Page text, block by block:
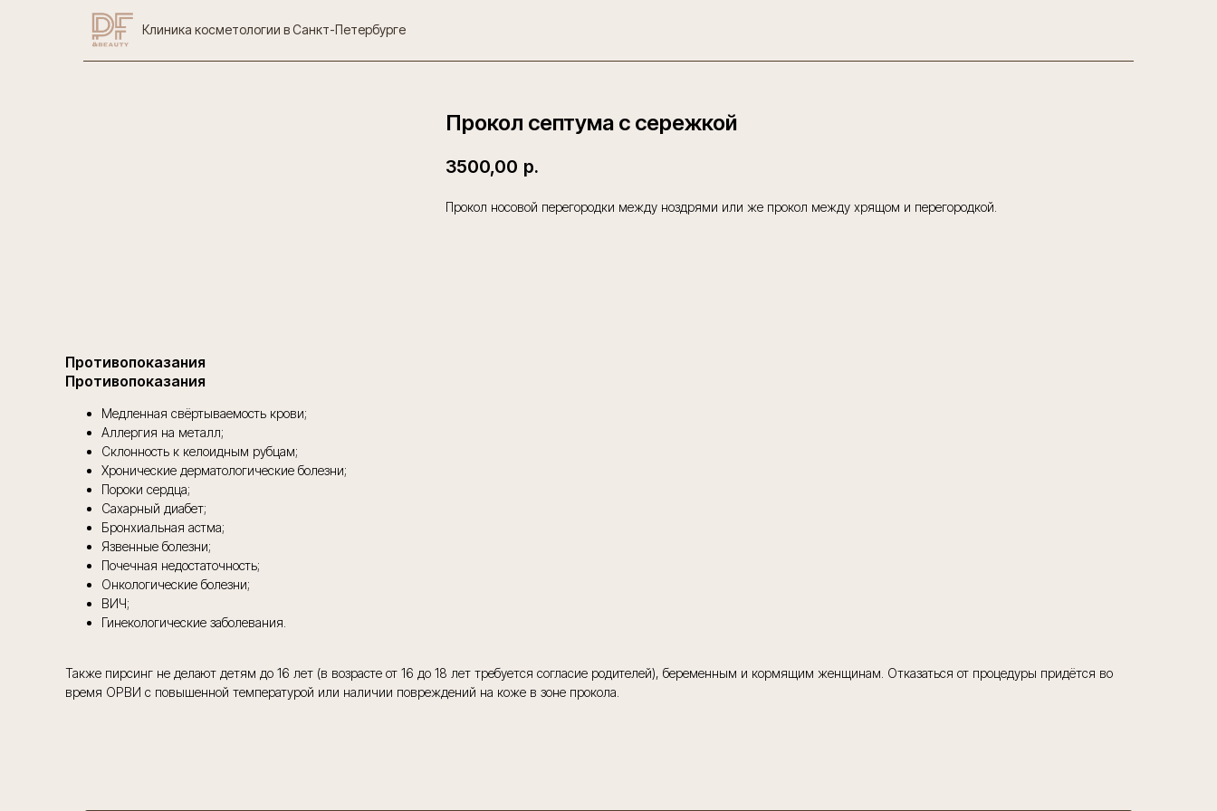
Клиника косметологии в Санкт-Петербурге
Прокол септума с сережкой
3500,00 р.
Прокол носовой перегородки между ноздрями или же прокол между хрящом и перегородкой.
Противопоказания
Противопоказания
Медленная свёртываемость крови;
Аллергия на металл;
Склонность к келоидным рубцам;
Хронические дерматологические болезни;
Пороки сердца;
Сахарный диабет;
Бронхиальная астма;
Язвенные болезни;
Почечная недостаточность;
Онкологические болезни;
ВИЧ;
Гинекологические заболевания.
Также пирсинг не делают детям до 16 лет (в возрасте от 16 до 18 лет требуется согласие родителей), беременным и кормящим женщинам. Отказаться от процедуры придётся во
время ОРВИ с повышенной температурой или наличии повреждений на коже в зоне прокола.